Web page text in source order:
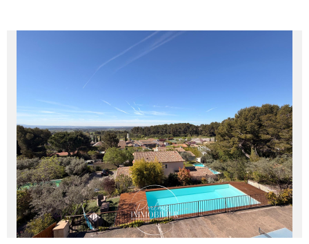
voir le
bien